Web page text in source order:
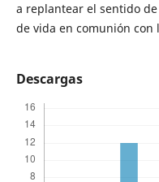
a replantear el sentido
de vida en comunión con
Descargas